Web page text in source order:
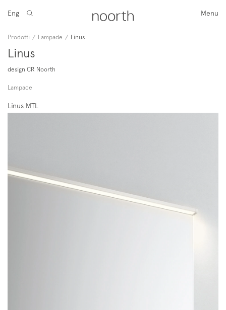
Menu
Eng
Prodotti / Lampade / Linus
Linus
design CR Noorth
Lampade
Linus MTL